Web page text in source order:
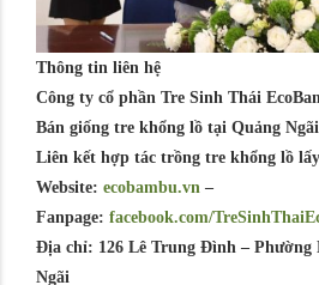
Thông tin liên hệ
Công ty cổ phần Tre Sinh Thái
Bán giống tre khổng lồ tại Quảng
Liên kết hợp tác trồng tre khổng lồ
Website: ecobambu.vn –
Fanpage: facebook.com/
Địa chỉ: 126 Lê Trung Đình – Phường
Ngãi